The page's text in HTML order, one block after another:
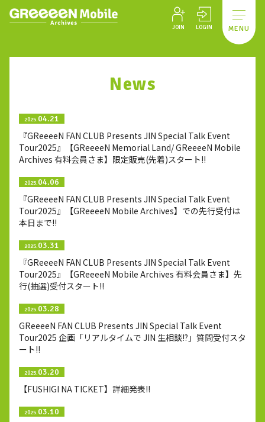
JOIN LOGIN MENU
News
2025.04.21
『GReeeeN FAN CLUB Presents JIN Special Talk Event
Tour2025』【GReeeeN Memorial Land/ GReeeeN Mobile
Archives 有料会員さま】限定販売(先着)スタート!!
2025.04.06
『GReeeeN FAN CLUB Presents JIN Special Talk Event
Tour2025』【GReeeeN Mobile Archives】での先行受付は
本日まで!!
2025.03.31
『GReeeeN FAN CLUB Presents JIN Special Talk Event
Tour2025』【GReeeeN Mobile Archives 有料会員さま】先
行(抽選)受付スタート!!
2025.03.28
GReeeeN FAN CLUB Presents JIN Special Talk Event
Tour2025 企画「リアルタイムで JIN 生相談!?」質問受付スタ
ート!!
2025.03.20
【FUSHIGI NA TICKET】詳細発表!!
2025.03.10